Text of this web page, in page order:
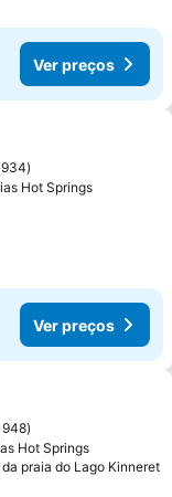
Ver preços
favoritos
934
Hot Springs
Ver preços
favoritos
948
Hot Springs
praia do Lago Kinneret